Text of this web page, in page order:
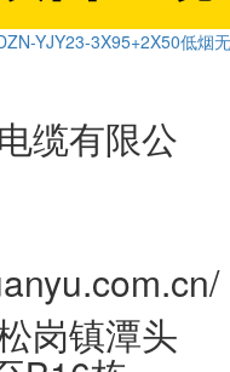
YJY23-3X95+2X50低烟
缆有限公
岗镇潭头